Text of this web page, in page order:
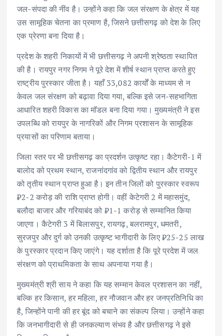
जल-संपदा की नींव है। उन्होंने कहा कि जल संरक्षण के क्षेत्र में यह
उस सामूहिक चेतना का प्रमाण है, जिसने छत्तीसगढ़ को देश के लिए
एक प्रेरणा बना दिया है।
प्रदेश के शहरी निकायों में भी छत्तीसगढ़ ने अपनी श्रेष्ठता स्थापित
की है। रायपुर नगर निगम ने पूरे देश में शीर्ष स्थान प्राप्त करते हुए
राष्ट्रीय पुरस्कार जीता है। यहाँ 33,082 कार्यों के माध्यम से न
केवल जल संरक्षण को बढ़ावा दिया गया, बल्कि इसे जन-सहभागिता
आधारित शहरी विकास का मॉडल बना दिया गया। मुख्यमंत्री ने इस
उपलब्धि को रायपुर के नागरिकों और निगम प्रशासन के सामूहिक
प्रयासों का परिणाम बताया।
जिला स्तर पर भी छत्तीसगढ़ का प्रदर्शन उत्कृष्ट रहा। कैटेगरी-1 में
बालोद को प्रथम स्थान, राजनांदगांव को द्वितीय स्थान और रायपुर
को तृतीय स्थान प्राप्त हुआ है। इन तीन जिलों को पुरस्कार स्वरूप
₹2-2 करोड़ की राशि प्राप्त होगी। वहीं केटेगरी 2 में महासमुंद,
बलौदा बाजार और गरियाबंद को ₹1-1 करोड़ से सम्मानित किया
जाएगा। कैटेगरी 3 में बिलासपुर, रायगढ़, बलरामपुर, धमतरी,
सुरजपुर और दुर्ग को उनकी उत्कृष्ट भागीदारी के लिए ₹25-25 लाख
के पुरस्कार प्रदान किए जाएंगे। यह दर्शाता है कि पूरे प्रदेश में जल
संरक्षण को प्राथमिकता के साथ अपनाया गया है।
मुख्यमंत्री श्री साय ने कहा कि यह सम्मान केवल प्रशासन का नहीं,
बल्कि हर किसान, हर महिला, हर नौजवान और हर जनप्रतिनिधि का
है, जिन्होंने पानी की हर बूंद को बचाने का संकल्प लिया। उन्होंने कहा
कि जनभागीदारी से ही जनकल्याण संभव है और छत्तीसगढ़ ने इसे